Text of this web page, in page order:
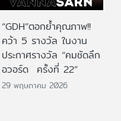
“GDH”ตอกย้ำคุณภาพ!!
คว้า 5 รางวัล ในงาน
ประกาศรางวัล “คมชัดลึก
อวอร์ด ครั้งที่ 22”
29 พฤษภาคม 2026